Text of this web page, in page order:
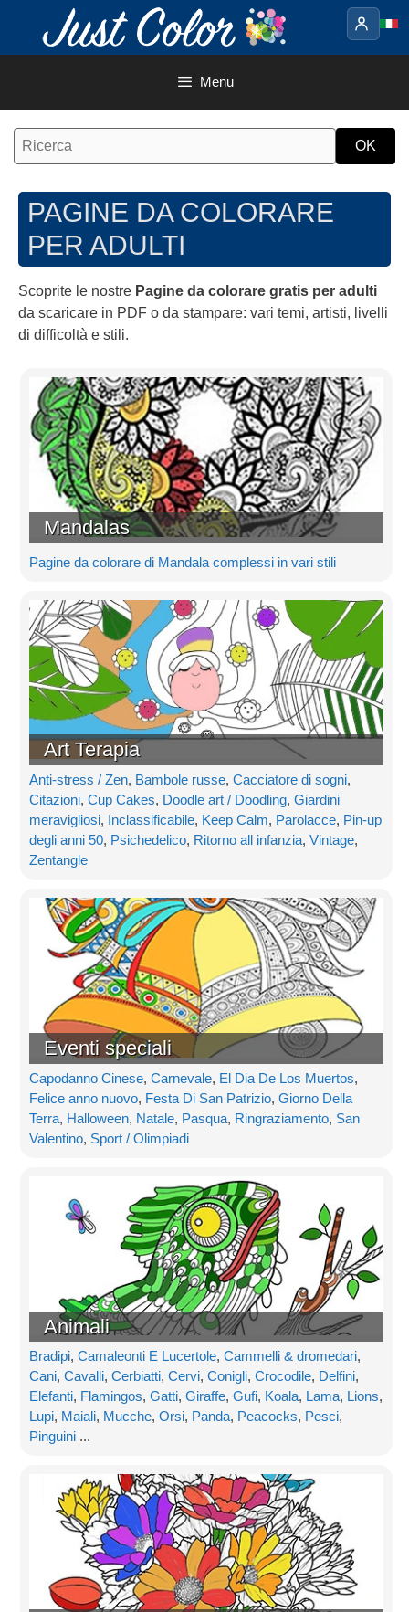
contenuto
Menu
PAGINE DA COLORARE
PER ADULTI
Scoprite le nostre Pagine da colorare gratis per adulti
da scaricare in PDF o da stampare: vari temi, artisti, livelli
di difficoltà e stili.
Mandalas
Pagine da colorare di Mandala complessi in vari stili
Art Terapia
Anti-stress / Zen, Bambole russe, Cacciatore di sogni,
Citazioni, Cup Cakes, Doodle art / Doodling, Giardini
meravigliosi, Inclassificabile, Keep Calm, Parolacce, Pin-up
degli anni 50, Psichedelico, Ritorno all infanzia, Vintage,
Zentangle
Eventi speciali
Capodanno Cinese, Carnevale, El Dia De Los Muertos,
Felice anno nuovo, Festa Di San Patrizio, Giorno Della
Terra, Halloween, Natale, Pasqua, Ringraziamento, San
Valentino, Sport / Olimpiadi
Animali
Bradipi, Camaleonti E Lucertole, Cammelli & dromedari,
Cani, Cavalli, Cerbiatti, Cervi, Conigli, Crocodile, Delfini,
Elefanti, Flamingos, Gatti, Giraffe, Gufi, Koala, Lama, Lions,
Lupi, Maiali, Mucche, Orsi, Panda, Peacocks, Pesci,
Pinguini ...